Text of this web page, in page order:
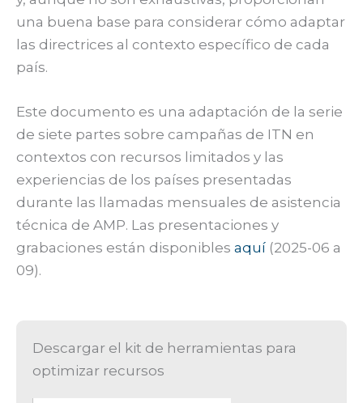
una buena base para considerar cómo adaptar
las directrices al contexto específico de cada
país.
Este documento es una adaptación de la serie
de siete partes sobre campañas de ITN en
contextos con recursos limitados y las
experiencias de los países presentadas
durante las llamadas mensuales de asistencia
técnica de AMP. Las presentaciones y
grabaciones están disponibles aquí (2025-06 a
09).
Descargar el kit de herramientas para
optimizar recursos